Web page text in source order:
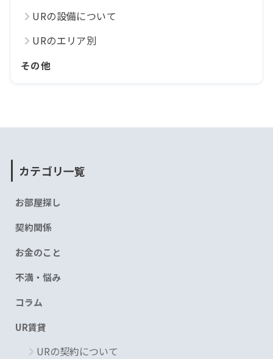
URの設備について
URのエリア別
その他
カテゴリ一覧
お部屋探し
契約関係
お金のこと
不満・悩み
コラム
UR賃貸
URの契約について